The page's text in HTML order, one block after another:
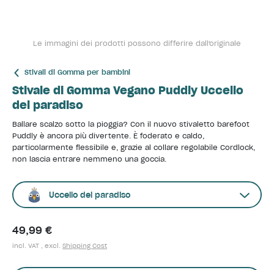
Le immagini dei prodotti possono differire dall'originale
Stivali di Gomma per bambini
Stivale di Gomma Vegano Puddly Uccello
del paradiso
Ballare scalzo sotto la pioggia? Con il nuovo stivaletto barefoot
Puddly è ancora più divertente. È foderato e caldo,
particolarmente flessibile e, grazie al collare regolabile Cordlock,
non lascia entrare nemmeno una goccia.
Uccello del paradiso
49,99 €
incl. VAT , excl. Shipping Cost